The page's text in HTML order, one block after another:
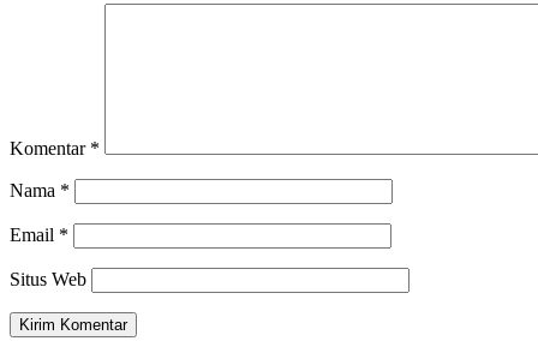
Komentar *
Nama *
Email *
Situs Web